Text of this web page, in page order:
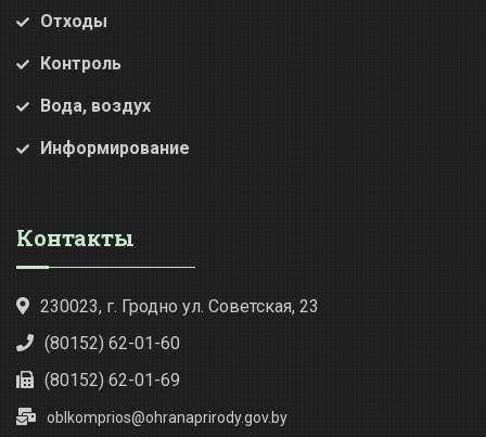
Отходы
Контроль
Вода, воздух
Информирование
Контакты
230023, г. Гродно ул. Советская, 23
(80152) 62-01-60
(80152) 62-01-69
oblkomprios@ohranaprirody.gov.by